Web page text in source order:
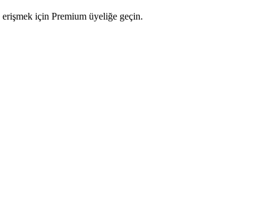
için Premium üyeliğe geçin.